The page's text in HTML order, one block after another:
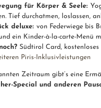
für Körper & Seele:
Tief durchatmen, loslassen,
deluxe: von Federwiege bis
ein Kinder-à-la-carte-Menü
Südtirol Card,
Piris-Inklusivleistungen
Zeitraum gibt’s eine
Special und anderen